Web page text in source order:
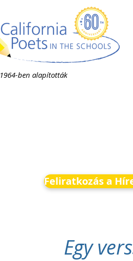
1964-ben alapították
Feliratkozás a
Egy